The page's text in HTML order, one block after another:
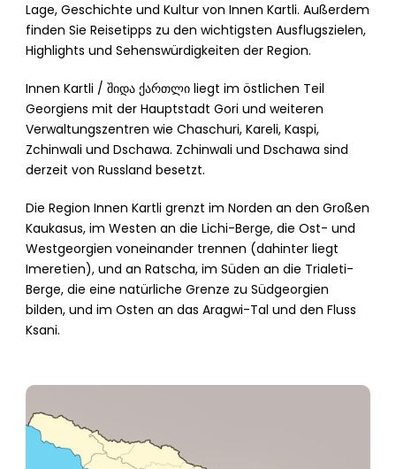
Lage, Geschichte und Kultur von Innen Kartli. Außerdem
finden Sie Reisetipps zu den wichtigsten Ausflugszielen,
Highlights und Sehenswürdigkeiten der Region.
Innen Kartli / შიდა ქართლი liegt im östlichen Teil
Georgiens mit der Hauptstadt Gori und weiteren
Verwaltungszentren wie Chaschuri, Kareli, Kaspi,
Zchinwali und Dschawa. Zchinwali und Dschawa sind
derzeit von Russland besetzt.
Die Region Innen Kartli grenzt im Norden an den Großen
Kaukasus, im Westen an die Lichi-Berge, die Ost- und
Westgeorgien voneinander trennen (dahinter liegt
Imeretien), und an Ratscha, im Süden an die Trialeti-
Berge, die eine natürliche Grenze zu Südgeorgien
bilden, und im Osten an das Aragwi-Tal und den Fluss
Ksani.